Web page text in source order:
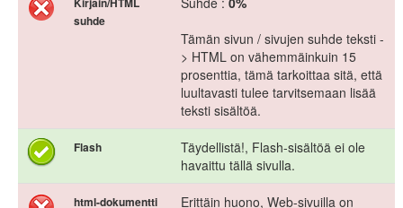
suhde
Tämän sivun / sivujen suhde teksti -
> HTML on vähemmäinkuin 15
prosenttia, tämä tarkoittaa sitä, että
luultavasti tulee tarvitsemaan lisää
teksti sisältöä.
Flash
Täydellistä!, Flash-sisältöä ei ole
havaittu tällä sivulla.
html-dokumentti
Erittäin huono, Web-sivuilla on